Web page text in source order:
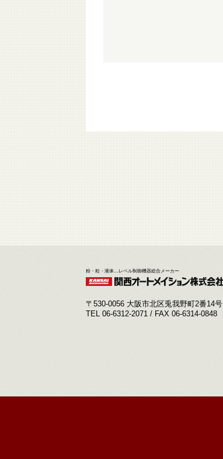
粉・粒・液体…レベル制御機器総合メーカー
〒530-0056 大阪市北区兎我野町2番14号
TEL 06-6312-2071 / FAX 06-6314-0848